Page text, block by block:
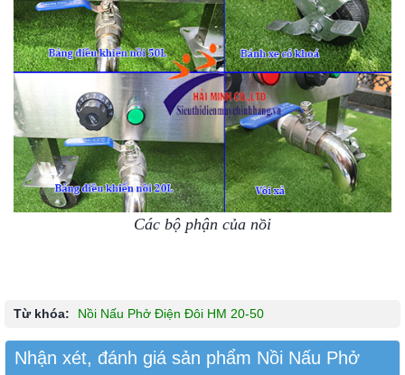
Các bộ phận của nồi
Từ khóa: Nồi Nấu Phở Điện Đôi HM 20-50
Nhận xét, đánh giá sản phẩm Nồi Nấu Phở